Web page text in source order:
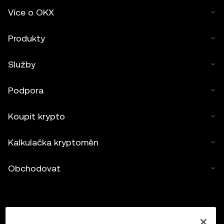
terms-of-service
Více o OKX
Produkty
Služby
Podpora
Koupit krypto
Kalkulačka kryptoměn
Obchodovat